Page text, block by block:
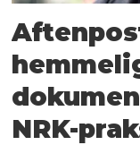
NRK-